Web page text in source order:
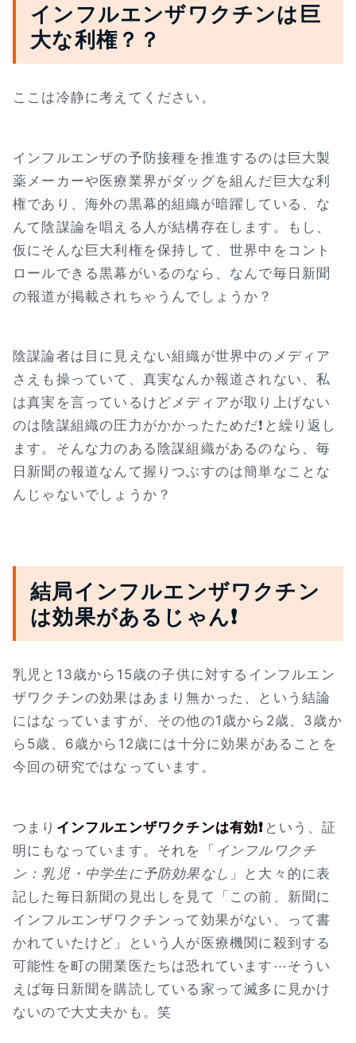
インフルエンザワクチンは巨
大な利権？？
ここは冷静に考えてください。
インフルエンザの予防接種を推進するのは巨大製
薬メーカーや医療業界がダッグを組んだ巨大な利
権であり、海外の黒幕的組織が暗躍している、な
んて陰謀論を唱える人が結構存在します。もし、
仮にそんな巨大利権を保持して、世界中をコント
ロールできる黒幕がいるのなら、なんで毎日新聞
の報道が掲載されちゃうんでしょうか？
陰謀論者は目に見えない組織が世界中のメディア
さえも操っていて、真実なんか報道されない、私
は真実を言っているけどメディアが取り上げない
のは陰謀組織の圧力がかかったためだ❗と繰り返し
ます。そんな力のある陰謀組織があるのなら、毎
日新聞の報道なんて握りつぶすのは簡単なことな
んじゃないでしょうか？
結局インフルエンザワクチン
は効果があるじゃん❗
乳児と13歳から15歳の子供に対するインフルエン
ザワクチンの効果はあまり無かった、という結論
にはなっていますが、その他の1歳から2歳、3歳か
ら5歳、6歳から12歳には十分に効果があることを
今回の研究ではなっています。
つまり インフルエンザワクチンは有効❗ という、証
明にもなっています。それを「 インフルワクチ
ン：乳児・中学生に予防効果なし 」と大々的に表
記した毎日新聞の見出しを見て「この前、新聞に
インフルエンザワクチンって効果がない、って書
かれていたけど」という人が医療機関に殺到する
可能性を町の開業医たちは恐れています⋯そうい
えば毎日新聞を購読している家って滅多に見かけ
ないので大丈夫かも。笑